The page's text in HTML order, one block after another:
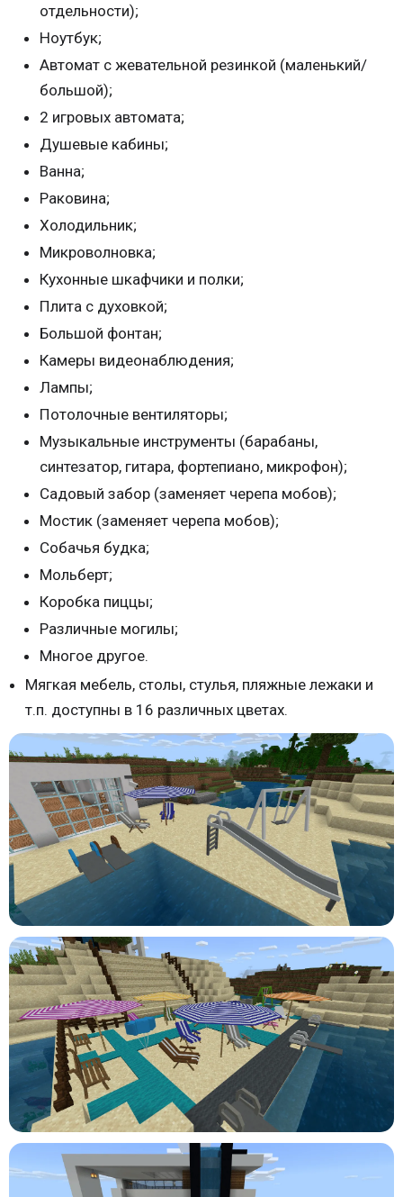
отдельности);
Ноутбук;
Автомат с жевательной резинкой (маленький/
большой);
2 игровых автомата;
Душевые кабины;
Ванна;
Раковина;
Холодильник;
Микроволновка;
Кухонные шкафчики и полки;
Плита с духовкой;
Большой фонтан;
Камеры видеонаблюдения;
Лампы;
Потолочные вентиляторы;
Музыкальные инструменты (барабаны,
синтезатор, гитара, фортепиано, микрофон);
Садовый забор (заменяет черепа мобов);
Мостик (заменяет черепа мобов);
Собачья будка;
Мольберт;
Коробка пиццы;
Различные могилы;
Многое другое.
Мягкая мебель, столы, стулья, пляжные лежаки и
т.п. доступны в 16 различных цветах.